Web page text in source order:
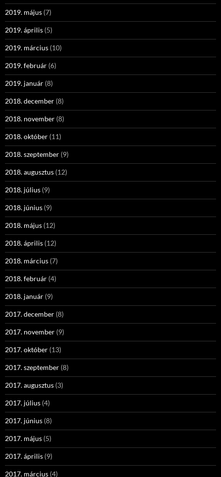
2019. május (7)
2019. április (5)
2019. március (10)
2019. február (6)
2019. január (8)
2018. december (8)
2018. november (8)
2018. október (11)
2018. szeptember (9)
2018. augusztus (12)
2018. július (9)
2018. június (9)
2018. május (12)
2018. április (12)
2018. március (7)
2018. február (4)
2018. január (9)
2017. december (8)
2017. november (9)
2017. október (13)
2017. szeptember (8)
2017. augusztus (3)
2017. július (4)
2017. június (8)
2017. május (5)
2017. április (9)
2017. március (4)